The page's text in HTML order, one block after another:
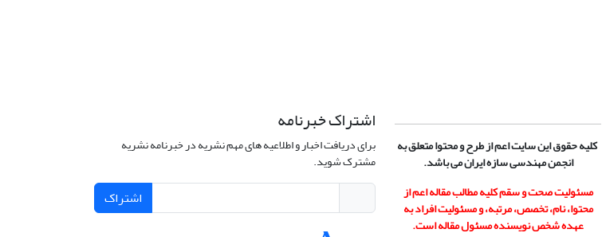
کلیه حقوق این سایت اعم از طرح و محتوا متعلق به
انجمن مهندسی سازه ایران می باشد.
مسئولیت صحت و سقم کلیه مطالب مقاله اعم از
محتوا، نام، تخصص، مرتبه، و مسئولیت افراد به
عهده شخص نویسنده مسئول مقاله است.
اشتراک خبرنامه
برای دریافت اخبار و اطلاعیه های مهم نشریه در خبرنامه نشریه
مشترک شوید.
اشتراک